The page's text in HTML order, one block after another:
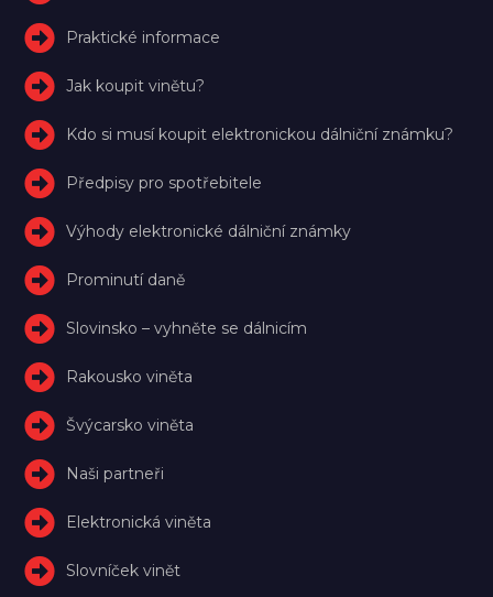
Praktické informace
Jak koupit vinětu?
Kdo si musí koupit elektronickou dálniční známku?
Předpisy pro spotřebitele
Výhody elektronické dálniční známky
Prominutí daně
Slovinsko – vyhněte se dálnicím
Rakousko viněta
Švýcarsko viněta
Naši partneři
Elektronická viněta
Slovníček vinět